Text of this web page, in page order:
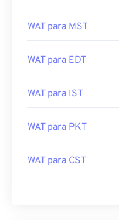
WAT para MST
WAT para EDT
WAT para IST
WAT para PKT
WAT para CST